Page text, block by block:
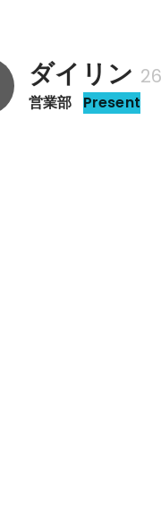
ダイリン
営業部 Present